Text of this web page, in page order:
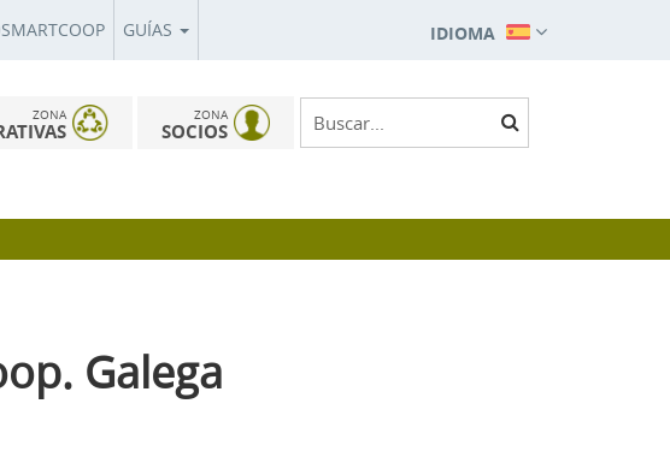
GUÍAS IDIOMA
ZONA ZONA
SOCIOS
Galega